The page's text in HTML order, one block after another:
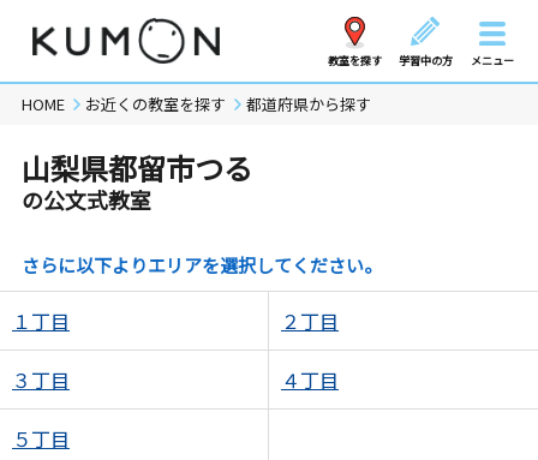
教室を探す 学習中の方 メニュー
HOME お近くの教室を探す 都道府県から探す
山梨県都留市つる
の公文式教室
さらに以下よりエリアを選択してください。
１丁目 ２丁目
３丁目 ４丁目
５丁目